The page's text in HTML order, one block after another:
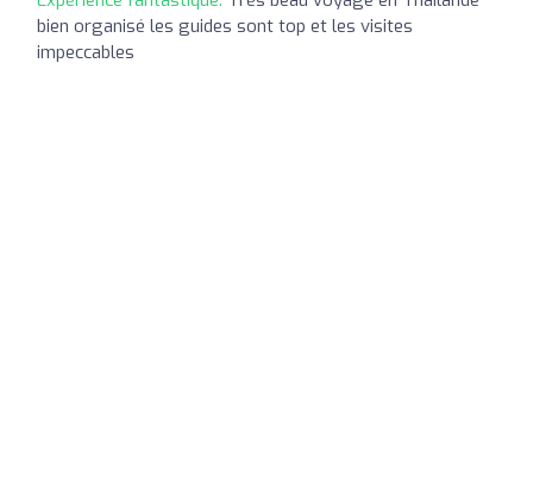
bien organisé les guides sont top et les visites
impeccables